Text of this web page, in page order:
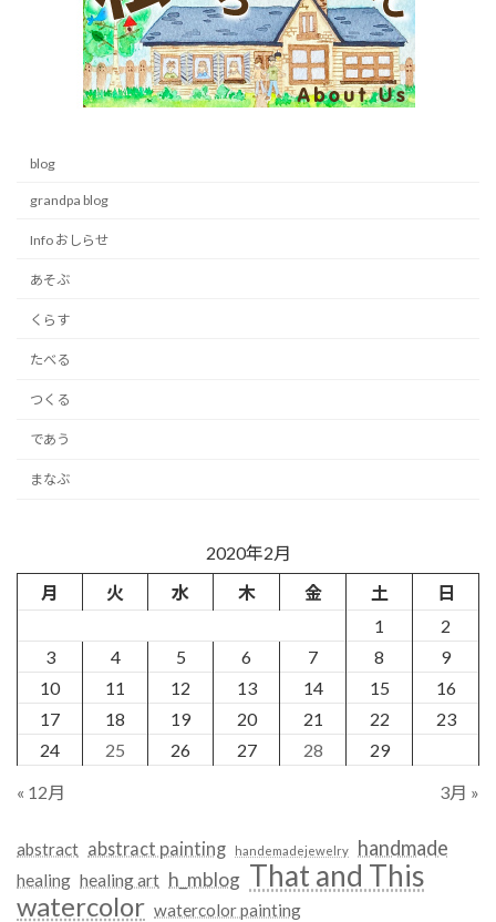
blog
grandpa blog
Info おしらせ
あそぶ
くらす
たべる
つくる
であう
まなぶ
2020年2月
月
火 水 木 金 土
日
1
2
3
4 5 6 7 8
9
10
11 12 13 14 15
16
17
18 19 20 21 22
23
24
25 26 27 28 29
« 12月 3月 »
abstract abstract painting handemadejewelry handmade
healing healing art h_mblog That and This
watercolor watercolor painting